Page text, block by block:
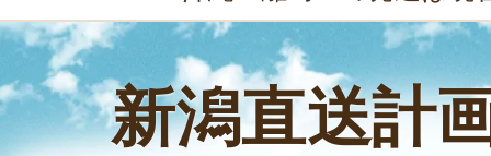
新潟直送計